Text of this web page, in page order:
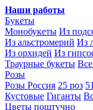
Наши работы
Букеты
Монобукеты Из
Из альстромерий Из
Из орхидей Из
Траурные букеты
Розы
Розы Россия 25 роз
Кустовые Гиганты
Цветы поштучно